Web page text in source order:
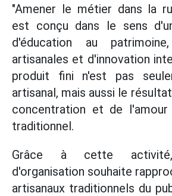
"Amener le métier dans la
est conçu dans le sens
d'éducation au
artisanales et d'innovation
produit fini n'est pas
artisanal, mais aussi le
concentration et de
traditionnel.
Grâce à cette
d'organisation souhaite
artisanaux traditionnels du